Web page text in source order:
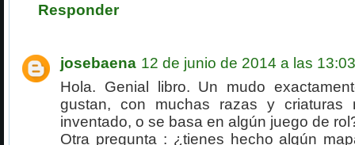
Responder
josebaena 12 de junio de 2014 a las 13:03
Hola. Genial libro. Un mudo
gustan, con muchas razas y criaturas
inventado, o se basa en algún juego de
Otra pregunta : ¿tienes hecho algún